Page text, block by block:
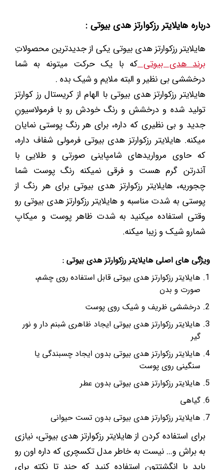
درباره هایلایتر رزکوارتز هدی بیوتی :
هایلایتر رزکوارتز هدی بیوتی یکی از جدیدترین محصولاتِ
برند هدی بیوتیکه با یک حرکت میتونه به شما
درخششی بی نظیر و البته ملایم و شیک بده .
هایلایتر رزکوارتز هدی بیوتی با الهام از کریستال رز کوارتز
تولید شده و درخشش و رنگ خودش رو با فرمولاسیونِ
جدید و بی نظیری که داره، برای هر رنگ پوستی نمایان
میکنه. هایلایتر رزکوارتز هدی بیوتی فرمولی شفاف داره،
که حاوی مرواریدهای شامپاینی صورتی و طلایی با
آندرتن گرم هست و فرقی نمیکنه رنگ پوست شما
چجوریه، هایلایتر رزکوارتز هدی بیوتی برای هر رنگ از
پوستی به شدت مناسبه و هایلایتر رزکوارتز هدی بیوتی رو
وقتی استفاده میکنید به شدت ظاهر پوست و میکاپ
شمارو شیک و زیبا میکنه.
ویژگی های اصلی هایلایتر رزکوارتز هدی بیوتی :
هایلایتر رزکوارتز هدی بیوتی قابل استفاده روی چشم،
صورت و بدن
درخششی ظریف و شیک روی پوست
هایلایتر رزکوارتز هدی بیوتی ایجاد ظاهری شبنم دار و نور
گیر
هایلایتر رزکوارتز هدی بیوتی بدون ایجاد چسبندگی یا
سنگینی روی پوست
هایلایتر رزکوارتز هدی بیوتی بدون عطر
گیاهی
هایلایتر رزکوارتز هدی بیوتی بدون تست حیوانی
برای استفاده کردن از هایلایتر رزکوارتز هدی بیوتی، نیازی
به براش و... نیست به خاطر مدل تکسچری که داره اون رو
باید با انگشتتون استفاده کنید که چند تا نکته برای